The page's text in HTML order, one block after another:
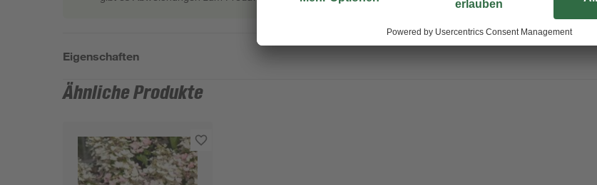
Eigenschaften
Ähnliche Produkte